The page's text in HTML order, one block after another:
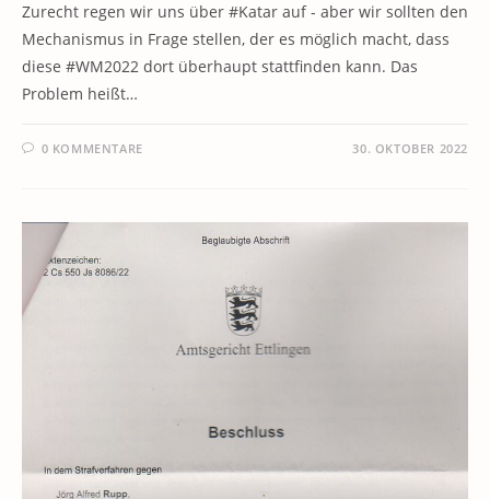
Zurecht regen wir uns über #Katar auf - aber wir sollten den
Mechanismus in Frage stellen, der es möglich macht, dass
diese #WM2022 dort überhaupt stattfinden kann. Das
Problem heißt…
0 KOMMENTARE 30. OKTOBER 2022